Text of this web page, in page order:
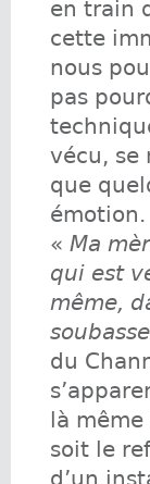
en train
cette
nous
pas
vécu, se
que
émotion.
« Ma
qui est
même,
du
là
soit le